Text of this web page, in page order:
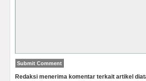
Redaksi menerima komentar terkait artikel